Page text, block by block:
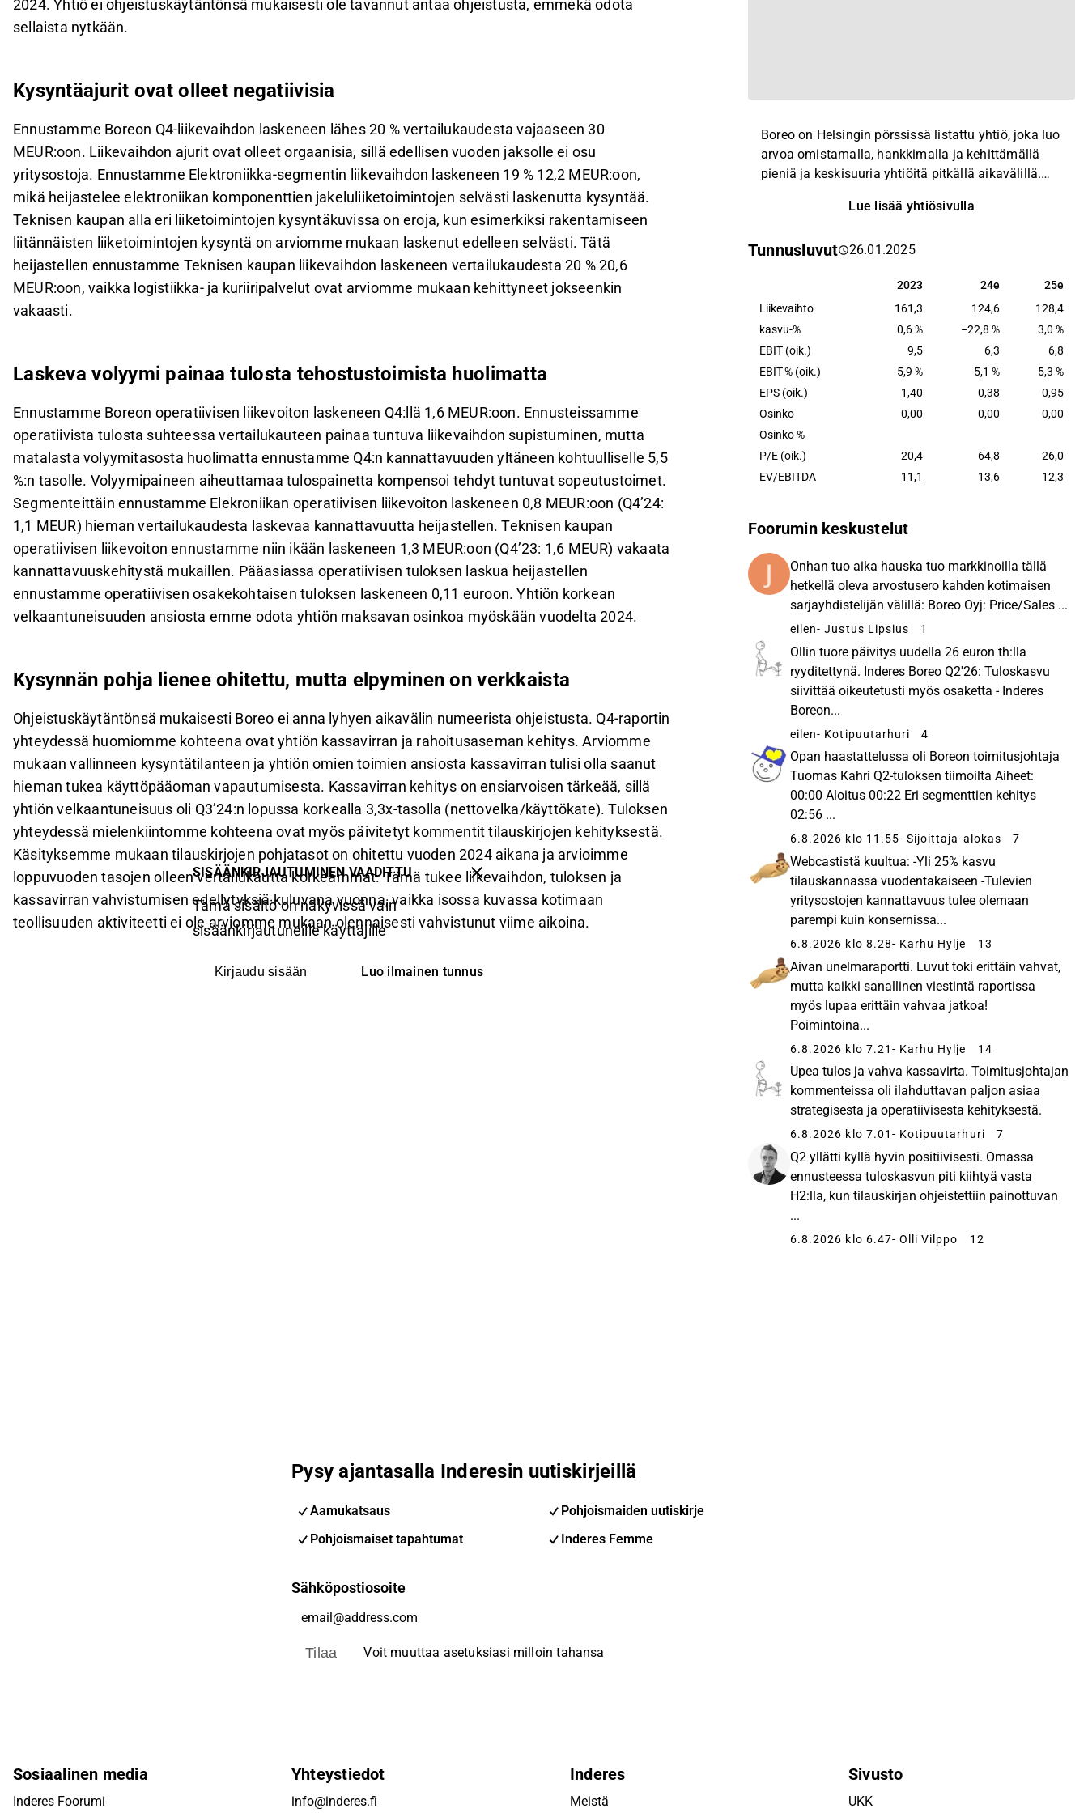
2024. Yhtiö ei ohjeistuskäytäntönsä mukaisesti ole tavannut antaa ohjeistusta, emmekä odota
sellaista nytkään.
Kysyntäajurit ovat olleet negatiivisia
Ennustamme Boreon Q4-liikevaihdon laskeneen lähes 20 % vertailukaudesta vajaaseen 30
MEUR:oon. Liikevaihdon ajurit ovat olleet orgaanisia, sillä edellisen vuoden jaksolle ei osu
yritysostoja. Ennustamme Elektroniikka-segmentin liikevaihdon laskeneen 19 % 12,2 MEUR:oon,
mikä heijastelee elektroniikan komponenttien jakeluliiketoimintojen selvästi laskenutta kysyntää.
Teknisen kaupan alla eri liiketoimintojen kysyntäkuvissa on eroja, kun esimerkiksi rakentamiseen
liitännäisten liiketoimintojen kysyntä on arviomme mukaan laskenut edelleen selvästi. Tätä
heijastellen ennustamme Teknisen kaupan liikevaihdon laskeneen vertailukaudesta 20 % 20,6
MEUR:oon, vaikka logistiikka- ja kuriiripalvelut ovat arviomme mukaan kehittyneet jokseenkin
vakaasti.
Laskeva volyymi painaa tulosta tehostustoimista huolimatta
Ennustamme Boreon operatiivisen liikevoiton laskeneen Q4:llä 1,6 MEUR:oon. Ennusteissamme
operatiivista tulosta suhteessa vertailukauteen painaa tuntuva liikevaihdon supistuminen, mutta
matalasta volyymitasosta huolimatta ennustamme Q4:n kannattavuuden yltäneen kohtuulliselle 5,5
%:n tasolle. Volyymipaineen aiheuttamaa tulospainetta kompensoi tehdyt tuntuvat sopeutustoimet.
Segmenteittäin ennustamme Elekroniikan operatiivisen liikevoiton laskeneen 0,8 MEUR:oon (Q4’24:
1,1 MEUR) hieman vertailukaudesta laskevaa kannattavuutta heijastellen. Teknisen kaupan
operatiivisen liikevoiton ennustamme niin ikään laskeneen 1,3 MEUR:oon (Q4’23: 1,6 MEUR) vakaata
kannattavuuskehitystä mukaillen. Pääasiassa operatiivisen tuloksen laskua heijastellen
ennustamme operatiivisen osakekohtaisen tuloksen laskeneen 0,11 euroon. Yhtiön korkean
velkaantuneisuuden ansiosta emme odota yhtiön maksavan osinkoa myöskään vuodelta 2024.
Kysynnän pohja lienee ohitettu, mutta elpyminen on verkkaista
Ohjeistuskäytäntönsä mukaisesti Boreo ei anna lyhyen aikavälin numeerista ohjeistusta. Q4-raportin
yhteydessä huomiomme kohteena ovat yhtiön kassavirran ja rahoitusaseman kehitys. Arviomme
mukaan vallinneen kysyntätilanteen ja yhtiön omien toimien ansiosta kassavirran tulisi olla saanut
hieman tukea käyttöpääoman vapautumisesta. Kassavirran kehitys on ensiarvoisen tärkeää, sillä
yhtiön velkaantuneisuus oli Q3’24:n lopussa korkealla 3,3x-tasolla (nettovelka/käyttökate). Tuloksen
yhteydessä mielenkiintomme kohteena ovat myös päivitetyt kommentit tilauskirjojen kehityksestä.
Käsityksemme mukaan tilauskirjojen pohjatasot on ohitettu vuoden 2024 aikana ja arvioimme
loppuvuoden tasojen olleen vertailukautta korkeammat. Tämä tukee liikevaihdon, tuloksen ja
kassavirran vahvistumisen edellytyksiä kuluvana vuonna, vaikka isossa kuvassa kotimaan
teollisuuden aktiviteetti ei ole arviomme mukaan olennaisesti vahvistunut viime aikoina.
SISÄÄNKIRJAUTUMINEN VAADITTU
Tämä sisältö on näkyvissä vain
sisäänkirjautuneille käyttäjille
Kirjaudu sisään Luo ilmainen tunnus
Boreo on Helsingin pörssissä listattu yhtiö, joka luo
arvoa omistamalla, hankkimalla ja kehittämällä
pieniä ja keskisuuria yhtiöitä pitkällä aikavälillä.
liiketoiminta-alueeseen: Elektroniikka ja Tekninen
pitkän aikavälin tuloskasvu. Yhtiön
pääoman tuottoa tekevien yrittäjämäisten
yhtiöiden hankinta ja pitkäaikainen omistaminen.
Yhtiön liiketoimintamallin keskiössä on sen
yhtiöiden kassavirtojen uudelleensijoittaminen
korkeilla odotetuilla pääoman tuottotasoilla
konserniyhtiöihin tai yritysostoihin. Boreo toimii
hajautetussa organisaatiomallissa, jossa
korostetaan paikallista vastuuta ja yrittäjämäistä
aikavälin tuloskasvu varmistetaan yhtiöiden ja
niiden henkilöstön tukemisella ja kouluttamisella.
Lue lisää yhtiösivulla
Tunnusluvut 26.01.2025
2023 24e 25e
2023 24e
25e
Liikevaihto
161,3 124,6
128,4
kasvu-%
0,6 % −22,8 %
3,0 %
EBIT (oik.)
9,5 6,3
6,8
EBIT-% (oik.)
5,9 % 5,1 %
5,3 %
EPS (oik.)
1,40 0,38
0,95
Osinko
0,00 0,00
0,00
Osinko %
P/E (oik.)
20,4 64,8
26,0
EV/EBITDA
11,1 13,6 12,3
Foorumin keskustelut
Onhan tuo aika hauska tuo markkinoilla tällä
hetkellä oleva arvostusero kahden kotimaisen
sarjayhdistelijän välillä: Boreo Oyj: Price/Sales ...
eilen- Justus Lipsius 1
Ollin tuore päivitys uudella 26 euron th:lla
ryyditettynä. Inderes Boreo Q2'26: Tuloskasvu
siivittää oikeutetusti myös osaketta - Inderes
Boreon...
eilen- Kotipuutarhuri 4
Opan haastattelussa oli Boreon toimitusjohtaja
Tuomas Kahri Q2-tuloksen tiimoilta Aiheet:
00:00 Aloitus 00:22 Eri segmenttien kehitys
02:56 ...
6.8.2026 klo 11.55- Sijoittaja-alokas 7
Webcastistä kuultua: -Yli 25% kasvu
tilauskannassa vuodentakaiseen -Tulevien
yritysostojen kannattavuus tulee olemaan
parempi kuin konsernissa...
6.8.2026 klo 8.28- Karhu Hylje 13
Aivan unelmaraportti. Luvut toki erittäin vahvat,
mutta kaikki sanallinen viestintä raportissa
myös lupaa erittäin vahvaa jatkoa!
Poimintoina...
6.8.2026 klo 7.21 - Karhu Hylje 14
Upea tulos ja vahva kassavirta. Toimitusjohtajan
kommenteissa oli ilahduttavan paljon asiaa
strategisesta ja operatiivisesta kehityksestä.
6.8.2026 klo 7.01 - Kotipuutarhuri 7
Q2 yllätti kyllä hyvin positiivisesti. Omassa
ennusteessa tuloskasvun piti kiihtyä vasta
H2:lla, kun tilauskirjan ohjeistettiin painottuvan
...
6.8.2026 klo 6.47- Olli Vilppo 12
Pysy ajantasalla Inderesin uutiskirjeillä
Aamukatsaus
Pohjoismaiden uutiskirje
Pohjoismaiset tapahtumat
Inderes Femme
Sähköpostiosoite
Tilaa Voit muuttaa asetuksiasi milloin tahansa
Sosiaalinen media
Inderes Foorumi
Yhteystiedot
info@inderes.fi
Inderes
Meistä
Sivusto
UKK